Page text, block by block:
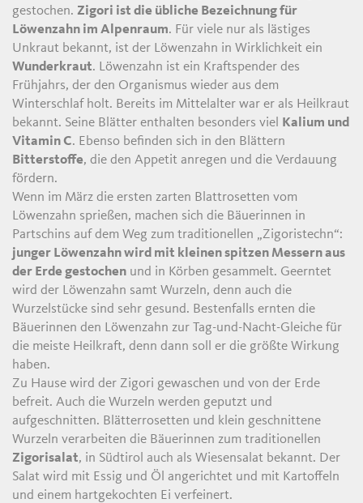
gestochen.Zigori ist die übliche Bezeichnung für
Löwenzahn im Alpenraum. Für viele nur als lästiges
Unkraut bekannt, ist der Löwenzahn in Wirklichkeit ein
Wunderkraut. Löwenzahn ist ein Kraftspender des
Frühjahrs, der den Organismus wieder aus dem
Winterschlaf holt. Bereits im Mittelalter war er als Heilkraut
bekannt. Seine Blätter enthalten besonders viel
Kalium und
Vitamin C. Ebenso befinden sich in den Blättern
Bitterstoffe, die den Appetit anregen und die Verdauung
fördern.
Wenn im März die ersten zarten Blattrosetten vom
Löwenzahn sprießen, machen sich die Bäuerinnen in
Partschins auf dem Weg zum traditionellen „Zigoristechn“:
junger Löwenzahn wird mit kleinen spitzen Messern aus
der Erde gestochen und in Körben gesammelt. Geerntet
wird der Löwenzahn samt Wurzeln, denn auch die
Wurzelstücke sind sehr gesund. Bestenfalls ernten die
Bäuerinnen den Löwenzahn zur Tag-und-Nacht-Gleiche für
die meiste Heilkraft, denn dann soll er die größte Wirkung
haben.
Zu Hause wird der Zigori gewaschen und von der Erde
befreit. Auch die Wurzeln werden geputzt und
aufgeschnitten. Blätterrosetten und klein geschnittene
Wurzeln verarbeiten die Bäuerinnen zum traditionellen
Zigorisalat, in Südtirol auch als Wiesensalat bekannt. Der
Salat wird mit Essig und Öl angerichtet und mit Kartoffeln
und einem hartgekochten Ei verfeinert.